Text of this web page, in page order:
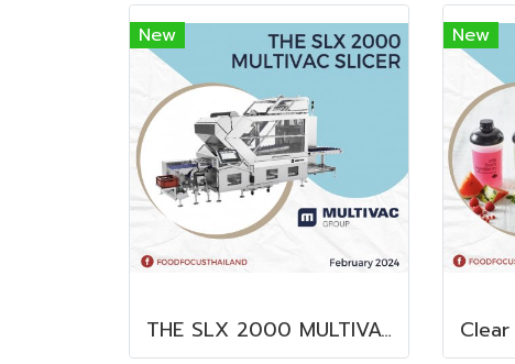
New
THE SLX 2000 MULTIVAC SLICER
New